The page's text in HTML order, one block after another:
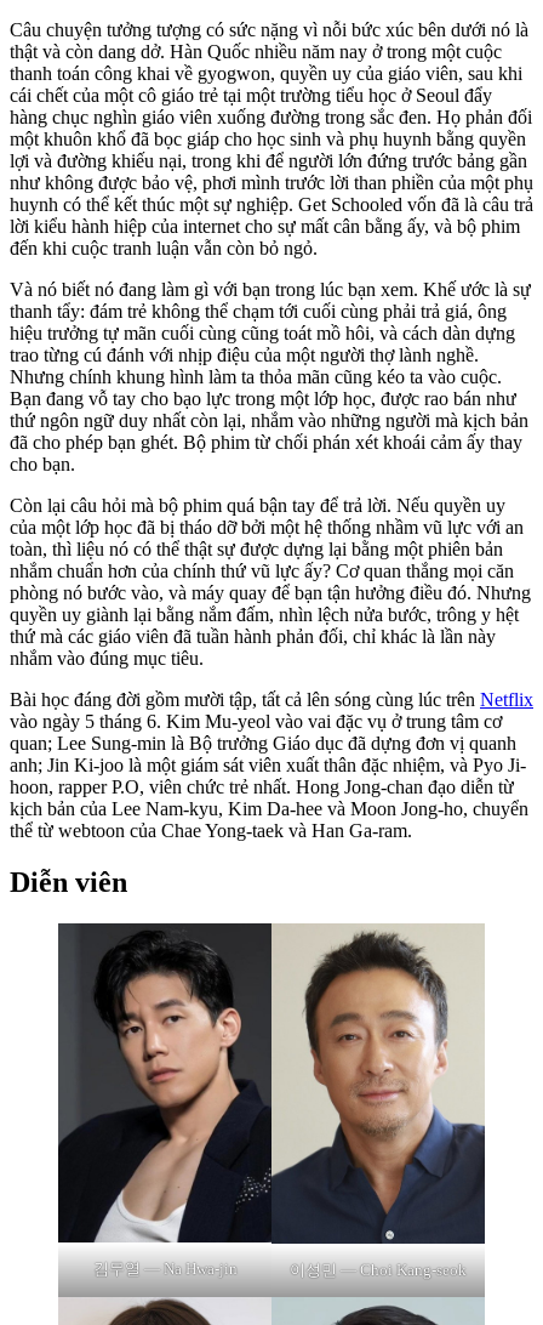
Câu chuyện tưởng tượng có sức nặng vì nỗi bức xúc bên dưới nó là
thật và còn dang dở. Hàn Quốc nhiều năm nay ở trong một cuộc
thanh toán công khai về gyogwon, quyền uy của giáo viên, sau khi
cái chết của một cô giáo trẻ tại một trường tiểu học ở Seoul đẩy
hàng chục nghìn giáo viên xuống đường trong sắc đen. Họ phản đối
một khuôn khổ đã bọc giáp cho học sinh và phụ huynh bằng quyền
lợi và đường khiếu nại, trong khi để người lớn đứng trước bảng gần
như không được bảo vệ, phơi mình trước lời than phiền của một phụ
huynh có thể kết thúc một sự nghiệp. Get Schooled vốn đã là câu trả
lời kiểu hành hiệp của internet cho sự mất cân bằng ấy, và bộ phim
đến khi cuộc tranh luận vẫn còn bỏ ngỏ.
Và nó biết nó đang làm gì với bạn trong lúc bạn xem. Khế ước là sự
thanh tẩy: đám trẻ không thể chạm tới cuối cùng phải trả giá, ông
hiệu trưởng tự mãn cuối cùng cũng toát mồ hôi, và cách dàn dựng
trao từng cú đánh với nhịp điệu của một người thợ lành nghề.
Nhưng chính khung hình làm ta thỏa mãn cũng kéo ta vào cuộc.
Bạn đang vỗ tay cho bạo lực trong một lớp học, được rao bán như
thứ ngôn ngữ duy nhất còn lại, nhắm vào những người mà kịch bản
đã cho phép bạn ghét. Bộ phim từ chối phán xét khoái cảm ấy thay
cho bạn.
Còn lại câu hỏi mà bộ phim quá bận tay để trả lời. Nếu quyền uy
của một lớp học đã bị tháo dỡ bởi một hệ thống nhầm vũ lực với an
toàn, thì liệu nó có thể thật sự được dựng lại bằng một phiên bản
nhắm chuẩn hơn của chính thứ vũ lực ấy? Cơ quan thắng mọi căn
phòng nó bước vào, và máy quay để bạn tận hưởng điều đó. Nhưng
quyền uy giành lại bằng nắm đấm, nhìn lệch nửa bước, trông y hệt
thứ mà các giáo viên đã tuần hành phản đối, chỉ khác là lần này
nhắm vào đúng mục tiêu.
Bài học đáng đời gồm mười tập, tất cả lên sóng cùng lúc trên Netflix
vào ngày 5 tháng 6. Kim Mu-yeol vào vai đặc vụ ở trung tâm cơ
quan; Lee Sung-min là Bộ trưởng Giáo dục đã dựng đơn vị quanh
anh; Jin Ki-joo là một giám sát viên xuất thân đặc nhiệm, và Pyo Ji-
hoon, rapper P.O, viên chức trẻ nhất. Hong Jong-chan đạo diễn từ
kịch bản của Lee Nam-kyu, Kim Da-hee và Moon Jong-ho, chuyển
thể từ webtoon của Chae Yong-taek và Han Ga-ram.
Diễn viên
김무열 — Na Hwa-jin 이성민 — Choi Kang-seok